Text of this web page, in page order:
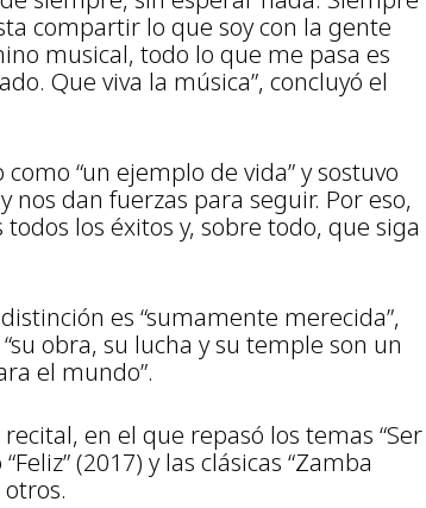
compartir lo que soy con la gente
musical, todo lo que me pasa es
Que viva la música”, concluyó el
“un ejemplo de vida” y sostuvo
nos dan fuerzas para seguir. Por eso,
los éxitos y, sobre todo, que siga
es “sumamente merecida”,
obra, su lucha y su temple son un
el mundo”.
en el que repasó los temas “Ser
(2017) y las clásicas “Zamba